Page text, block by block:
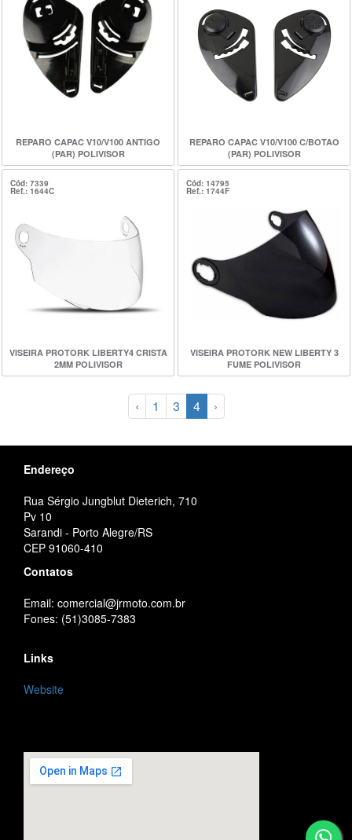
REPARO CAPAC V10/V100 ANTIGO
(PAR) POLIVISOR
REPARO CAPAC V10/V100 C/BOTAO
(PAR) POLIVISOR
Cód: 7339
Ref.: 1644C
VISEIRA PROTORK LIBERTY4 CRISTA
2MM POLIVISOR
Cód: 14795
Ref.: 1744F
VISEIRA PROTORK NEW LIBERTY 3
FUME POLIVISOR
‹ 1 3 4 ›
Endereço
Rua Sérgio Jungblut Dieterich, 710
Pv 10
Sarandi - Porto Alegre/RS
CEP 91060-410
Contatos
Email: comercial@jrmoto.com.br
Fones: (51)3085-7383
Links
Website